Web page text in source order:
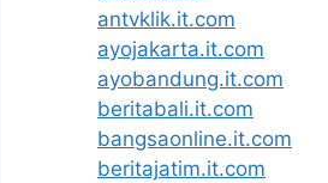
antvklik.it.com
ayojakarta.it.com
ayobandung.it.com
beritabali.it.com
bangsaonline.it.com
beritajatim.it.com